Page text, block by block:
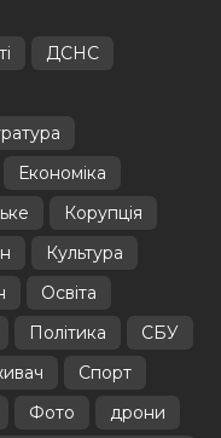
ДСНС
Економіка
Корупція
Культура
Освіта
Політика
СБУ
Спорт
Фото
дрони